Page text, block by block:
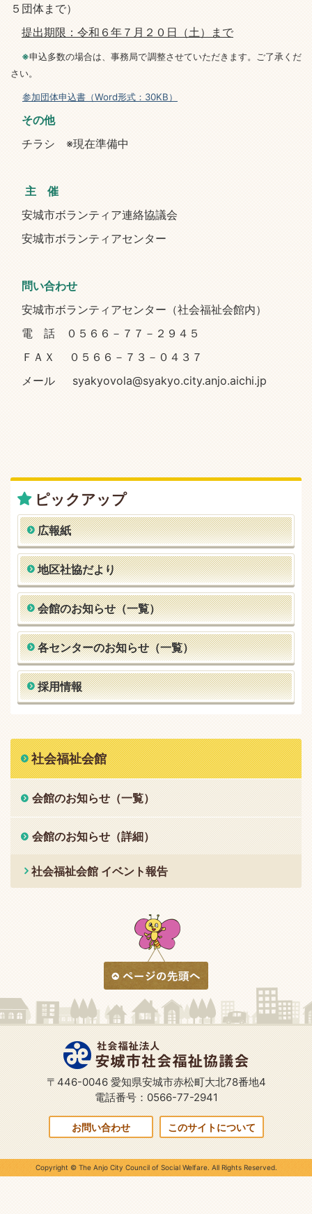
５団体まで）
提出期限：令和６年７月２０日（土）まで
※申込多数の場合は、事務局で調整させていただきます。ご了承くだ
さい。
参加団体申込書（Word形式：30KB）
その他
チラシ ※現在準備中
主 催
安城市ボランティア連絡協議会
安城市ボランティアセンター
問い合わせ
安城市ボランティアセンター（社会福祉会館内）
電 話 ０５６６－７７－２９４５
ＦＡＸ ０５６６－７３－０４３７
メール syakyovola@syakyo.city.anjo.aichi.jp
ピックアップ
広報紙
地区社協だより
会館のお知らせ（一覧）
各センターのお知らせ（一覧）
採用情報
社会福祉会館
会館のお知らせ（一覧）
会館のお知らせ（詳細）
社会福祉会館 イベント報告
〒446-0046 愛知県安城市赤松町大北78番地4
電話番号：0566-77-2941
お問い合わせ このサイトについて
Copyright © The Anjo City Council of Social Welfare. All Rights Reserved.